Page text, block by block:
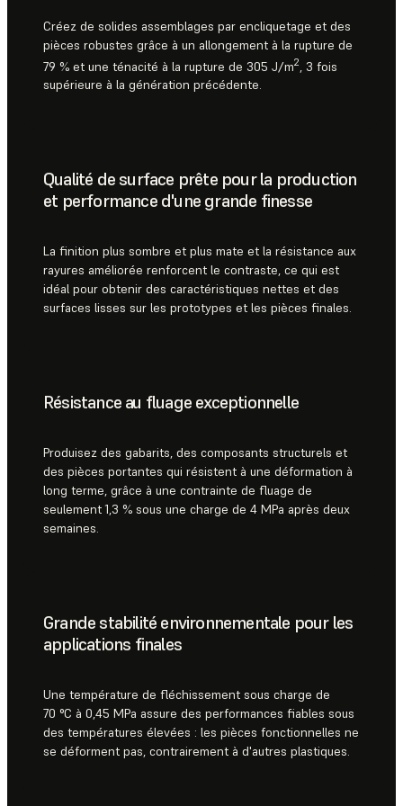
Créez de solides assemblages par encliquetage et des
pièces robustes grâce à un allongement à la rupture de
79 % et une ténacité à la rupture de 305 J/m2
, 3 fois
supérieure à la génération précédente.
Qualité de surface prête pour la production
et performance d'une grande finesse
La finition plus sombre et plus mate et la résistance aux
rayures améliorée renforcent le contraste, ce qui est
idéal pour obtenir des caractéristiques nettes et des
surfaces lisses sur les prototypes et les pièces finales.
Résistance au fluage exceptionnelle
Produisez des gabarits, des composants structurels et
des pièces portantes qui résistent à une déformation à
long terme, grâce à une contrainte de fluage de
seulement 1,3 % sous une charge de 4 MPa après deux
semaines.
Grande stabilité environnementale pour les
applications finales
Une température de fléchissement sous charge de
70 °C à 0,45 MPa assure des performances fiables sous
des températures élevées : les pièces fonctionnelles ne
se déforment pas, contrairement à d'autres plastiques.